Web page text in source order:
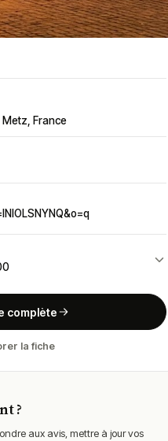
Metz, France
18:30 – 22:00
11:45 – 22:00
11:45 – 22:00
11:45 – 22:30
complète
la fiche
?
aux avis, mettre à jour vos